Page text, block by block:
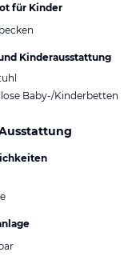
für Kinder
Kinderausstattung
Baby-/Kinderbetten